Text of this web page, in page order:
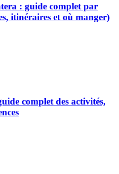
: guide complet par
itinéraires et où manger)
complet des activités,